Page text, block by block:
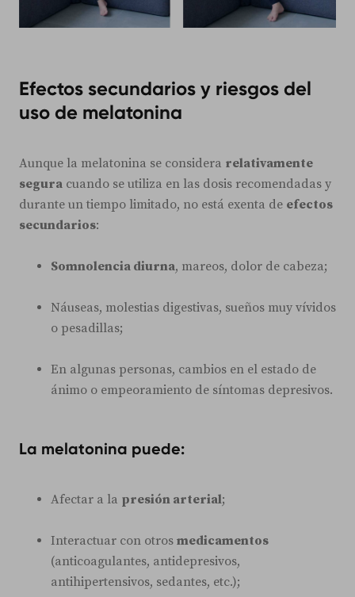
Efectos secundarios y riesgos del
uso de melatonina
Aunque la melatonina se considera relativamente
segura cuando se utiliza en las dosis recomendadas y
durante un tiempo limitado, no está exenta de efectos
secundarios:
Somnolencia diurna, mareos, dolor de cabeza;
Náuseas, molestias digestivas, sueños muy vívidos
o pesadillas;
En algunas personas, cambios en el estado de
ánimo o empeoramiento de síntomas depresivos.
La melatonina puede:
Afectar a la presión arterial;
Interactuar con otros medicamentos
(anticoagulantes, antidepresivos,
antihipertensivos, sedantes, etc.);